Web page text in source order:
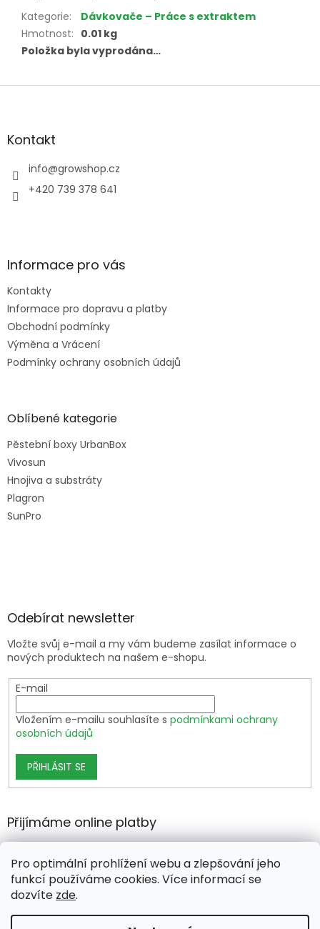
Pro optimální prohlížení webu a zlepšování jeho
funkcí používáme cookies. Více informací se
dozvíte zde.
Kategorie:
Dávkovače – Práce s extraktem
Hmotnost: 0.01 kg
Položka byla vyprodána…
Z
aKontakt
info@growshop.cz
+420 739 378 641
Informace pro vás
Kontakty
Informace pro dopravu a platby
Obchodní podmínky
Výměna a Vrácení
Podmínky ochrany osobních údajů
Oblíbené kategorie
Pěstební boxy UrbanBox
Vivosun
Hnojiva a substráty
Plagron
SunPro
Odebírat newsletter
Vložte svůj e-mail a my vám budeme zasílat informace o
nových produktech na našem e-shopu.
E-mail
Vložením e-mailu souhlasíte s podmínkami ochrany
osobních údajů
PŘIHLÁSIT SE
Přijímáme online platby